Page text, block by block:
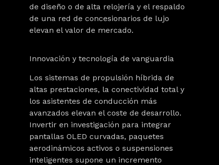
de diseño o de alta relojería y el respaldo
de una red de concesionarios de lujo
elevan el valor de mercado.
Innovación y tecnología de vanguardia
Los sistemas de propulsión híbrida de
altas prestaciones, la conectividad total y
los asistentes de conducción más
avanzados elevan el coste de desarrollo.
Invertir en investigación para integrar
pantallas OLED curvadas, paquetes
aerodinámicos activos o suspensiones
inteligentes supone un incremento